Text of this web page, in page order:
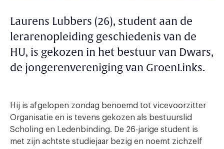
Laurens Lubbers (26), student aan de
lerarenopleiding geschiedenis van de
HU, is gekozen in het bestuur van Dwars,
de jongerenvereniging van GroenLinks.
Hij is afgelopen zondag benoemd tot vicevoorzitter
Organisatie en is tevens gekozen als bestuurslid
Scholing en Ledenbinding. De 26-jarige student is
met zijn achtste studiejaar bezig en noemt zichzelf